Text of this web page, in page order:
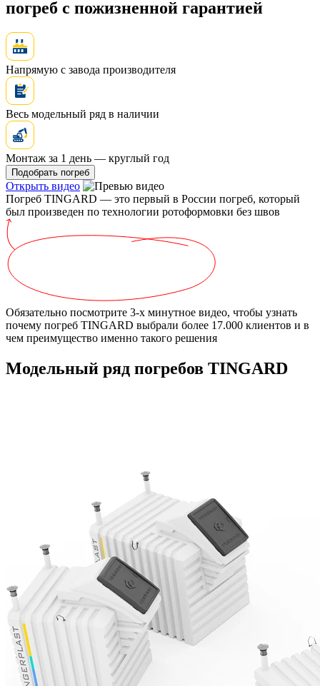
погреб с пожизненной гарантией
Напрямую с завода производителя
Весь модельный ряд в наличии
Монтаж за 1 день — круглый год
Подобрать погреб
Открыть видео
Погреб TINGARD — это первый в России погреб, который
был произведен по технологии ротоформовки без швов
Обязательно посмотрите 3-х минутное видео, чтобы узнать
почему погреб TINGARD выбрали более 17.000 клиентов и в
чем преимущество именно такого решения
Модельный ряд погребов TINGARD